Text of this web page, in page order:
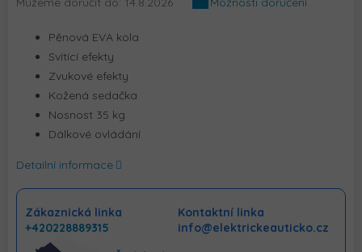
Pěnová EVA kola
Svítící efekty
Zvukové efekty
Kožená sedačka
Nosnost 35 kg
Dálkové ovládání
Detailní informace
Zákaznická linka
+420228889315
Kontaktní linka
info@elektrickeauticko.cz